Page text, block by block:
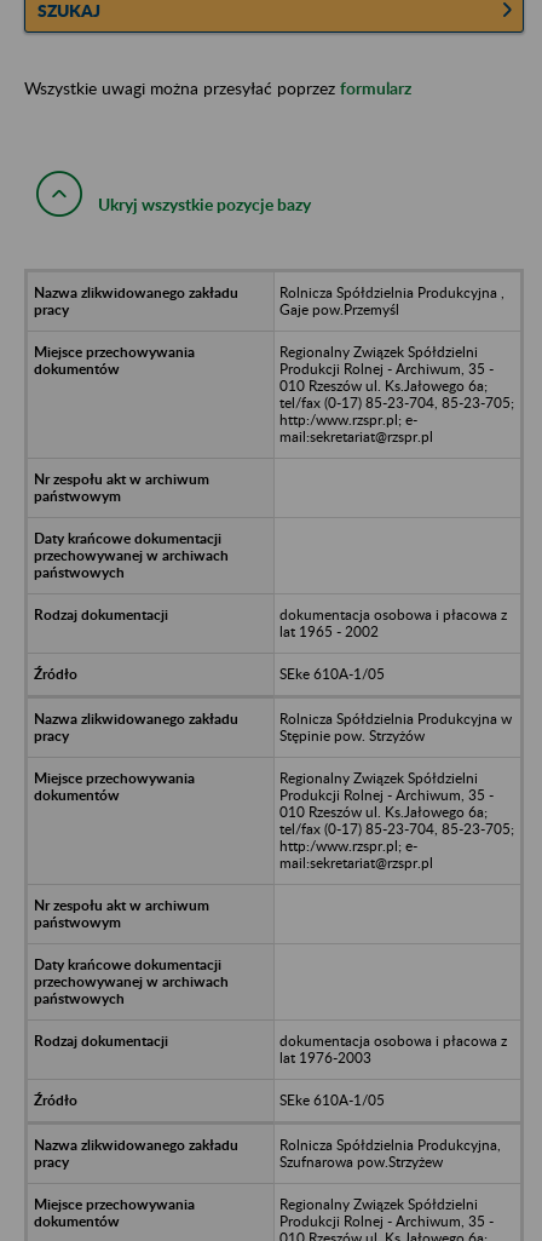
SZUKAJ
Wszystkie uwagi można przesyłać poprzez formularz
Ukryj wszystkie pozycje bazy
Rolnicza Spółdzielnia Produkcyjna ,
Gaje pow.Przemyśl
Regionalny Związek Spółdzielni
Produkcji Rolnej - Archiwum, 35 -
010 Rzeszów ul. Ks.Jałowego 6a;
tel/fax (0-17) 85-23-704, 85-23-705;
http:/www.rzspr.pl; e-
mail:sekretariat@rzspr.pl
dokumentacja osobowa i płacowa z
lat 1965 - 2002
SEke 610A-1/05
Rolnicza Spółdzielnia Produkcyjna w
Stępinie pow. Strzyżów
Regionalny Związek Spółdzielni
Produkcji Rolnej - Archiwum, 35 -
010 Rzeszów ul. Ks.Jałowego 6a;
tel/fax (0-17) 85-23-704, 85-23-705;
http:/www.rzspr.pl; e-
mail:sekretariat@rzspr.pl
dokumentacja osobowa i płacowa z
lat 1976-2003
SEke 610A-1/05
Rolnicza Spółdzielnia Produkcyjna,
Szufnarowa pow.Strzyżew
Regionalny Związek Spółdzielni
Produkcji Rolnej - Archiwum, 35 -